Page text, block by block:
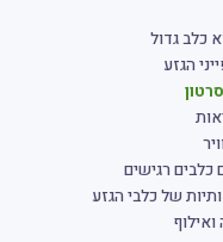
כלב גדול
הגזע
כלבים רגישים
של כלבי הגזע
ואילוף